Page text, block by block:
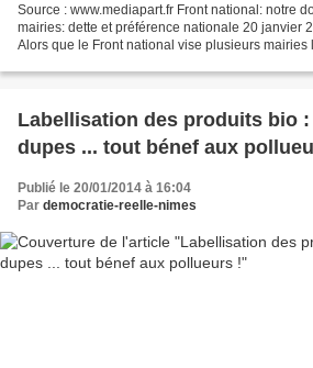
Source : www.mediapart.fr Front national: notre
mairies: dette et préférence nationale 20 janvier
Alors que le Front national vise plusieurs mairies
Labellisation des produits bio
dupes ... tout bénef aux
Publié le 20/01/2014 à 16:04
Par democratie-reelle-nimes